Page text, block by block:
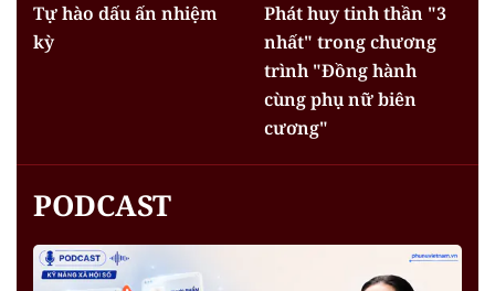
Tự hào dấu ấn nhiệm
kỳ
Phát huy tinh thần "3
nhất" trong chương
trình "Đồng hành
cùng phụ nữ biên
cương"
PODCAST